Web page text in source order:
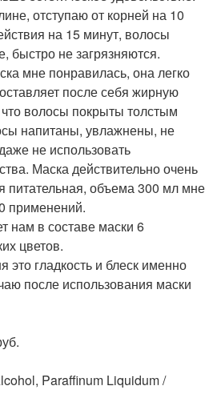
отступаю от корней на 10
на 15 минут, волосы
быстро не загрязняются.
мне понравилась, она легко
после себя жирную
волосы покрыты толстым
напитаны, увлажнены, не
не использовать
Маска действительно очень
питательная, объема 300 мл мне
применений.
нам в составе маски 6
цветов.
гладкость и блеск именно
после использования маски
Paraffinum Liquidum /